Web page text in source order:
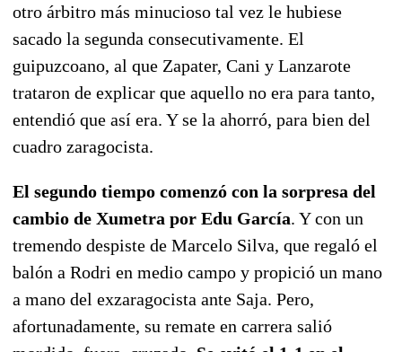
otro árbitro más minucioso tal vez le hubiese
sacado la segunda consecutivamente. El
guipuzcoano, al que Zapater, Cani y Lanzarote
trataron de explicar que aquello no era para tanto,
entendió que así era. Y se la ahorró, para bien del
cuadro zaragocista.
El segundo tiempo comenzó con la sorpresa del
cambio de Xumetra por Edu García. Y con un
tremendo despiste de Marcelo Silva, que regaló el
balón a Rodri en medio campo y propició un mano
a mano del exzaragocista ante Saja. Pero,
afortunadamente, su remate en carrera salió